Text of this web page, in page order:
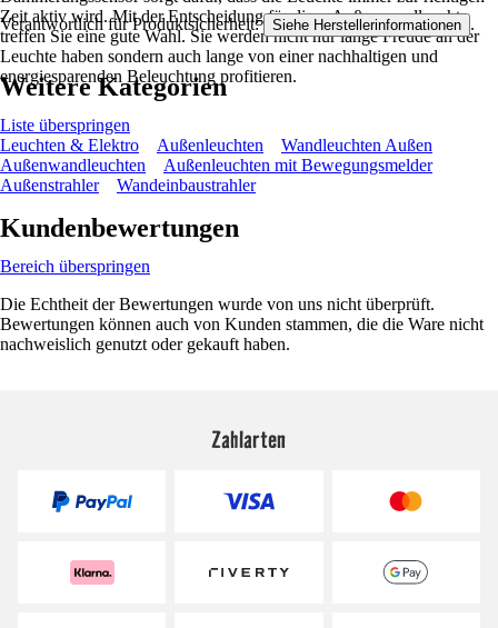
Zeit aktiv wird. Mit der Entscheidung für diese Außenwandleuchte
treffen Sie eine gute Wahl. Sie werden nicht nur lange Freude an der
Leuchte haben sondern auch lange von einer nachhaltigen und
energiesparenden Beleuchtung profitieren.
Verantwortlich für Produktsicherheit: Siehe Herstellerinformationen .
Weitere Kategorien
Liste überspringen
Leuchten & Elektro
Außenleuchten
Wandleuchten Außen
Außenwandleuchten
Außenleuchten mit Bewegungsmelder
Außenstrahler
Wandeinbaustrahler
Kundenbewertungen
Bereich überspringen
Die Echtheit der Bewertungen wurde von uns nicht überprüft.
Bewertungen können auch von Kunden stammen, die die Ware nicht
nachweislich genutzt oder gekauft haben.
Zahlarten